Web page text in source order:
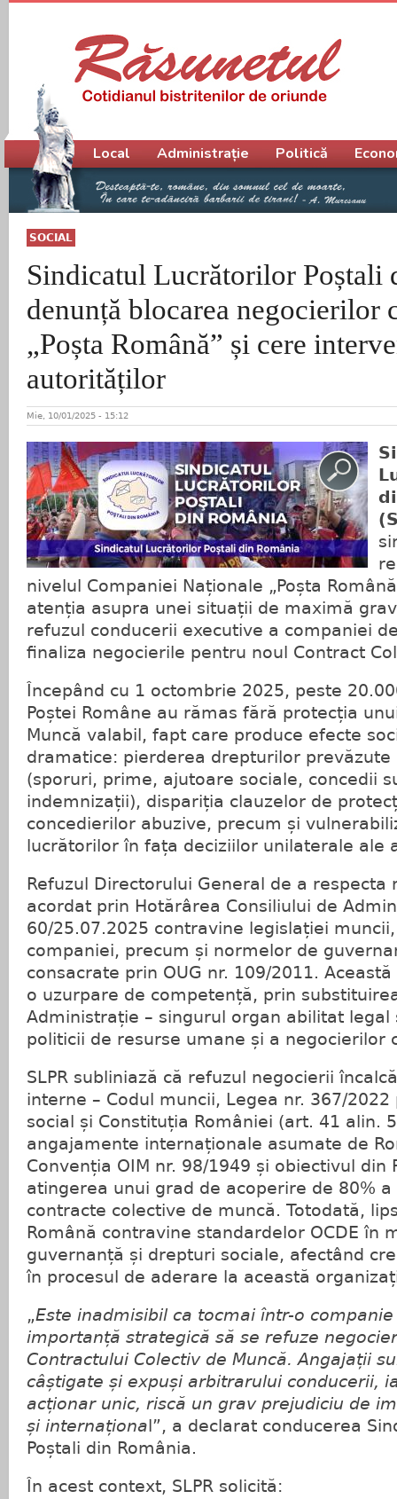
SOCIAL
Sindicatul Lucrătorilor Poștali
denunță blocarea negocierilor
„Poșta Română” și cere
autorităților
Mie, 10/01/2025 - 15:12
nivelul Companiei Naționale „Poșta
atenția asupra unei situații de maximă
refuzul conducerii executive a companiei
finaliza negocierile pentru noul Contract
Începând cu 1 octombrie 2025, peste
Poștei Române au rămas fără protecția
Muncă valabil, fapt care produce efecte
dramatice: pierderea drepturilor prevăzute
(sporuri, prime, ajutoare sociale, concedii
indemnizații), dispariția clauzelor de
concedierilor abuzive, precum și
lucrătorilor în fața deciziilor unilaterale ale
Refuzul Directorului General de a respecta
acordat prin Hotărârea Consiliului de
60/25.07.2025 contravine legislației
companiei, precum și normelor de
consacrate prin OUG nr. 109/2011.
o uzurpare de competență, prin
Administrație – singurul organ abilitat legal
politicii de resurse umane și a negocierilor
SLPR subliniază că refuzul negocierii
interne – Codul muncii, Legea nr. 367/
social și Constituția României (art. 41 alin.
angajamente internaționale asumate de
Convenția OIM nr. 98/1949 și obiectivul din
atingerea unui grad de acoperire de 80%
contracte colective de muncă. Totodată,
Română contravine standardelor OCDE în
guvernanță și drepturi sociale, afectând
în procesul de aderare la această
„Este inadmisibil ca tocmai într-o
importanță strategică să se refuze
Contractului Colectiv de Muncă. Angajații
câștigate și expuși arbitrarului conducerii,
acționar unic, riscă un grav prejudiciu de
și internaționa l”, a declarat conducerea
Poștali din România.
În acest context, SLPR solicită:
Meniu principal
Local Administrație Politică